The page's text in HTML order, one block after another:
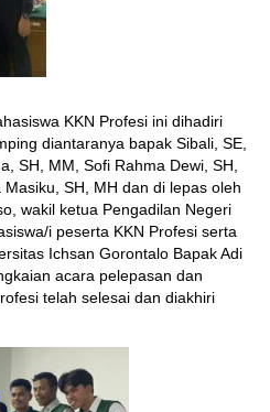
KKN Profesi ini dihadiri
diantaranya bapak Sibali, SE,
SH, MM, Sofi Rahma Dewi, SH,
SH, MH dan di lepas oleh
wakil ketua Pengadilan Negeri
i peserta KKN Profesi serta
Ichsan Gorontalo Bapak Adi
acara pelepasan dan
telah selesai dan diakhiri